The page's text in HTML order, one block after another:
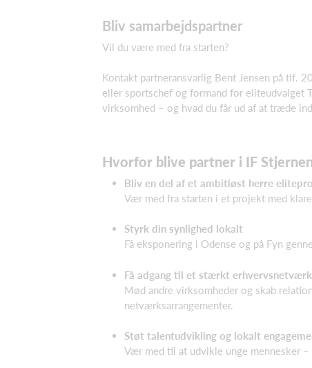
Bliv samarbejdspartner
Vil du være med fra starten?
Kontakt partneransvarlig Bent Jensen på tlf.
eller sportschef og formand for eliteudvalget
virksomhed – og hvad du får ud af at træde
Hvorfor blive partner i IF
Bliv en del af et ambitiøst herre
Vær med fra starten i et projekt med
Styrk din synlighed lokalt
Få eksponering i Odense og på Fyn
Få adgang til et stærkt erhvervsnetværk
Mød andre virksomheder og skab
netværksarrangementer.
Støt talentudvikling og lokalt
Vær med til at udvikle unge mennesker